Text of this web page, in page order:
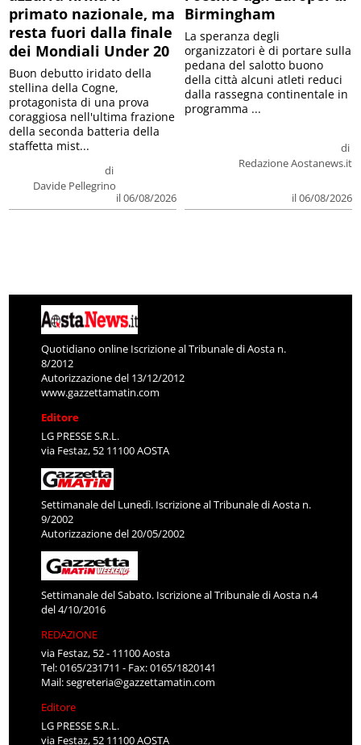
primato nazionale, ma
resta fuori dalla finale
dei Mondiali Under 20
di
Davide Pellegrino
il 06/08/2026
Buon debutto iridato della
stellina della Cogne,
protagonista di una prova
coraggiosa nell'ultima frazione
della seconda batteria della
staffetta mist...
Birmingham
di
Redazione Aostanews.it
il 06/08/2026
La speranza degli
organizzatori è di portare sulla
pedana del salotto buono
della città alcuni atleti reduci
dalla rassegna continentale in
programma ...
Quotidiano online Iscrizione al Tribunale di Aosta n.
8/2012
Autorizzazione del 13/12/2012
www.gazzettamatin.com
Editore
LG PRESSE S.R.L.
via Festaz, 52 11100 AOSTA
Settimanale del Lunedì. Iscrizione al Tribunale di Aosta n.
9/2002
Autorizzazione del 20/05/2002
Settimanale del Sabato. Iscrizione al Tribunale di Aosta n.4
del 4/10/2016
REDAZIONE
via Festaz, 52 - 11100 Aosta
Tel: 0165/231711 - Fax: 0165/1820141
Mail:segreteria@gazzettamatin.com
Editore
LG PRESSE S.R.L.
via Festaz, 52 11100 AOSTA